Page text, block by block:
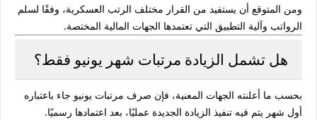
ومن المتوقع أن يستفيد من القرار مختلف الرتب العسكرية، وفقًا لسلم
الرواتب وآلية التطبيق التي تعتمدها الجهات المالية المختصة.
هل تشمل الزيادة مرتبات شهر يونيو فقط؟
بحسب ما أعلنته الجهات المعنية، فإن صرف مرتبات يونيو جاء باعتباره
أول شهر يتم فيه تنفيذ الزيادة الجديدة عمليًا، بعد اعتمادها رسميًا.